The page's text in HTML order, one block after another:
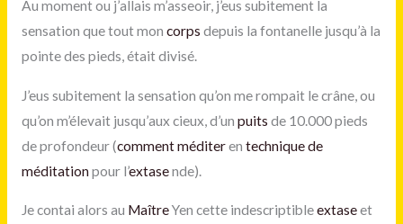
Au moment ou j’allais m’asseoir, j’eus subitement la
sensation que tout mon corps depuis la fontanelle jusqu’à la
pointe des pieds, était divisé.
J’eus subitement la sensation qu’on me rompait le crâne, ou
qu’on m’élevait jusqu’aux cieux, d’un puits de 10.000 pieds
de profondeur (comment méditeren technique de
méditationpour l’extasende).
Je contai alors au MaîtreYen cette indescriptibleextaseet